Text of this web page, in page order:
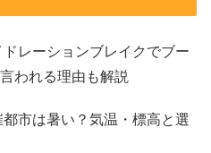
レーションブレイクでブー
われる理由も解説
市は暑い？気温・標高と選